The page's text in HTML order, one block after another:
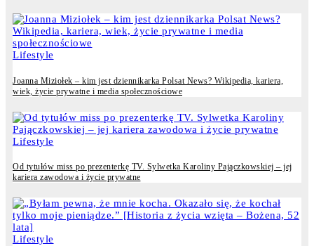
Lifestyle
Joanna Miziołek – kim jest dziennikarka Polsat News? Wikipedia, kariera,
wiek, życie prywatne i media społecznościowe
Lifestyle
Od tytułów miss po prezenterkę TV. Sylwetka Karoliny Pajączkowskiej – jej
kariera zawodowa i życie prywatne
Lifestyle